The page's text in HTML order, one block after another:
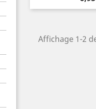
Affichage 1-2